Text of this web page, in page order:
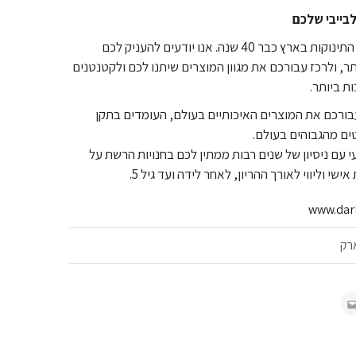
שלכם
שילב מובילה את תחום התינוקות בארץ כבר 40 שנה. אנו יודעים להעניק לכם
ולרכז עבורכם את מגוון המוצרים שיתנו לכם ולקטנטנים
ביותר.
את המוצרים האיכותיים בעולם, העומדים בתקן
מהגבוהים בעולם.
עם ניסיון של שנים רבות ממתין לכם בחנויות הרשת על
וליווי לאורך ההריון, לאחר לידה ועד גיל 5.